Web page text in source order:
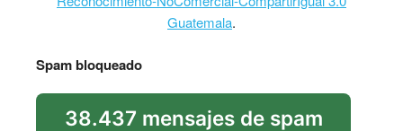
Guatemala.
Spam bloqueado
38.437 mensajes de spam